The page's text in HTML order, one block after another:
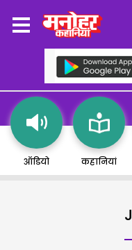
ऑडियो कहानियां